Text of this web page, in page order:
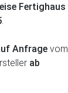
Fertighaus
Anfrage vom
ab